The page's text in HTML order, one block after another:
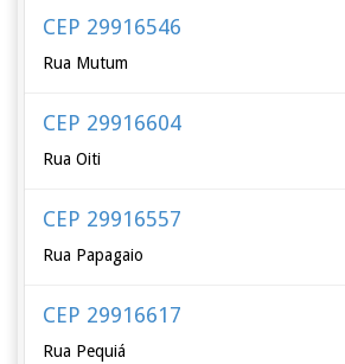
CEP 29916546
Rua Mutum
CEP 29916604
Rua Oiti
CEP 29916557
Rua Papagaio
CEP 29916617
Rua Pequiá